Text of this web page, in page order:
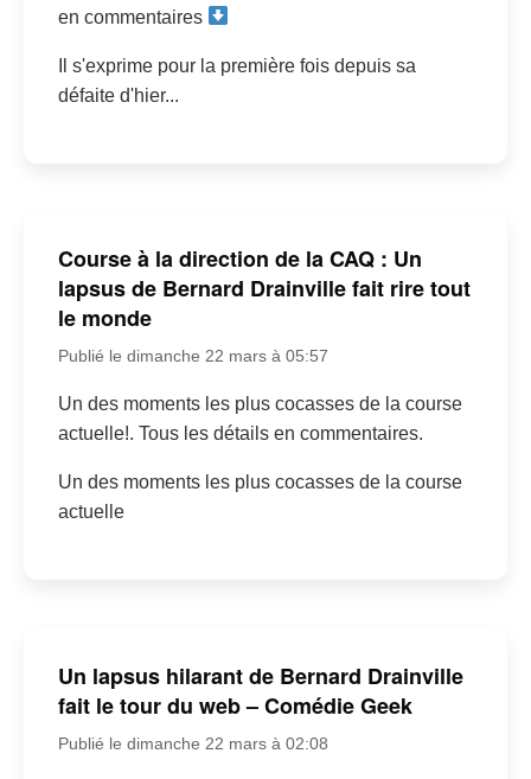
en commentaires
Il s'exprime pour la première fois depuis sa
défaite d'hier...
Course à la direction de la CAQ : Un
lapsus de Bernard Drainville fait rire tout
le monde
Publié le dimanche 22 mars à 05:57
Un des moments les plus cocasses de la course
actuelle!. Tous les détails en commentaires.
Un des moments les plus cocasses de la course
actuelle
Un lapsus hilarant de Bernard Drainville
fait le tour du web – Comédie Geek
Publié le dimanche 22 mars à 02:08